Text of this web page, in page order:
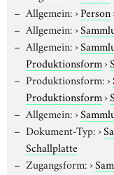
Allgemein:›Person
Allgemein:›
Allgemein:›
Produktionsform›
Produktionsform:›
Produktionsform›
Allgemein:›
Dokument-Typ:›
Schallplatte
Zugangsform:›